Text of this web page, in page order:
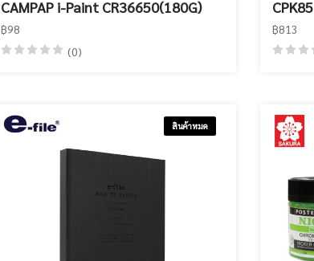
CAMPAP i-Paint CR36650(180G)
฿98
(0)
CPK85
฿813
สินค้าหมด